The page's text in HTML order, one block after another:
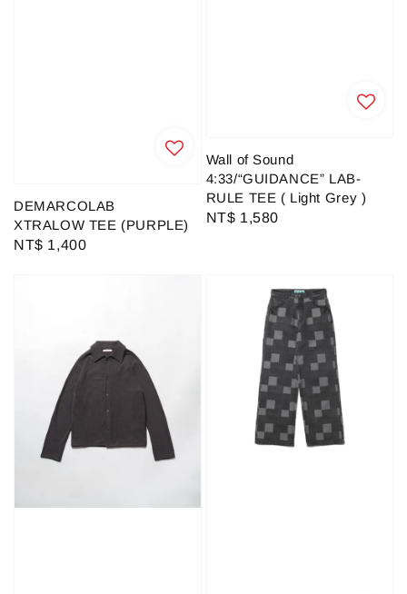
DEMARCOLAB
XTRALOW TEE (PURPLE)
Regular
NT$ 1,400
Wall of Sound
4:33/“GUIDANCE” LAB-
RULE TEE ( Light Grey )
Regular
NT$ 1,580